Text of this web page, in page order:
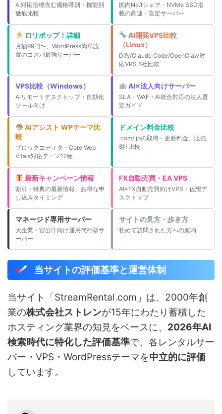
AI対応指標含む価格帯別・機能別
徹底比較
国内No.1シェア・NVMe SSD搭
載の高速・安定サーバー
ロリポップ！詳細
月額99円〜、WordPress簡単設
置のコスパ最強サーバー
AI開発VPS比較
（Linux）
Dify/Claude Code/OpenClaw対
応VPS 6社比較
VPS比較（Windows）
AIリモートデスクトップ・自動化
ツール向け
AI×法人向けサーバー
SLA・WAF・AI統合対応の法人選
定ガイド
AIアシスト WPテーマ比
較
ブロックエディタ・Core Web
Vitals対応テーマ12種
ドメイン料金比較
.com/.jpの取得・更新料金、販売
8社比較
最新キャンペーン情報
割引・特典の最新情報、お得な申
し込みタイミング
FX自動売買・EA VPS
AI×FX自動売買向けVPS・仮想デ
スクトップ
マネージド専用サーバー
大企業・官公庁向け運用代行型サ
ーバー
サイトの見方・歩き方
初めて訪問された方への案内
当サイトの評価基準と運営体制
当サイト「StreamRental.com」は、2000年創
業の株式会社ストレンが15年にわたり蓄積した
ホスティング業界の知見をベースに、 2026年AI
検索時代に特化した評価基準で、各レンタルサー
バー・VPS・WordPressテーマを中立的に評価
しています。